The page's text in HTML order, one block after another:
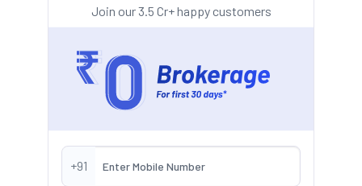
Join our 3.5 Cr+ happy customers
+91